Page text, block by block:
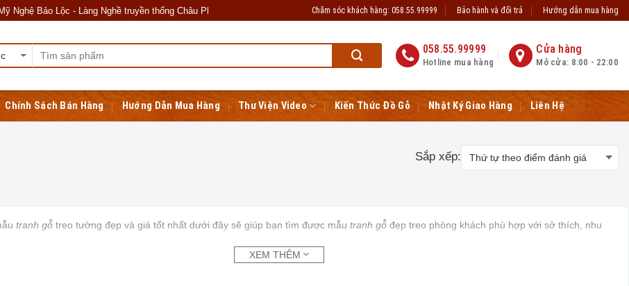
Bảo Lộc - Làng Nghề truyền thống Châu Phong, Liên Hà, Đông Anh, Hà Nội. Kính chúc quý khách hàng sức khỏe, hạnh phúc, tài lộc
Chăm sóc khách hàng: 058.55.99999 Bảo hành và đổi trả Hướng dẫn mua hàng
058.55.99999
Hotline mua hàng
Cửa hàng
Mở cửa: 8:00 - 22:00
Chính Sách Bán Hàng Hướng Dẫn Mua Hàng Thư Viện Video Kiến Thức Đồ Gỗ Nhật Ký Giao Hàng Liên Hệ
Sắp xếp:
tranh gỗ treo tường đẹp và giá tốt nhất dưới đây sẽ giúp bạn tìm được mẫutranh gỗ đẹp treo phòng khách phù hợp với sở thích, nhu
XEM THÊM